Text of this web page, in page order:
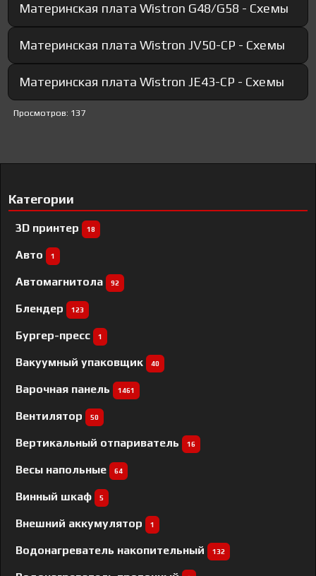
Материнская плата Wistron G48/G58 - Схемы
Материнская плата Wistron JV50-CP - Схемы
Материнская плата Wistron JE43-CP - Схемы
Просмотров: 137
Категории
3D принтер 18
Авто 1
Автомагнитола 92
Блендер 123
Бургер-пресс 1
Вакуумный упаковщик 40
Варочная панель 1461
Вентилятор 50
Вертикальный отпариватель 16
Весы напольные 64
Винный шкаф 5
Внешний аккумулятор 1
Водонагреватель накопительный 132